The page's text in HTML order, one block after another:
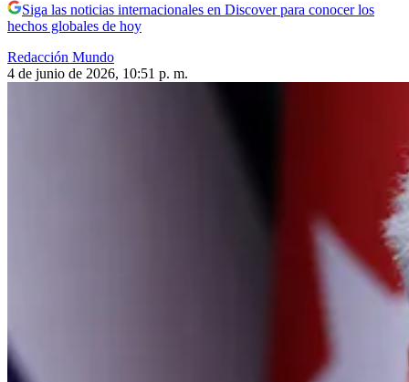
Siga las noticias internacionales en Discover para conocer los
hechos globales de hoy
Redacción Mundo
4 de junio de 2026, 10:51 p. m.